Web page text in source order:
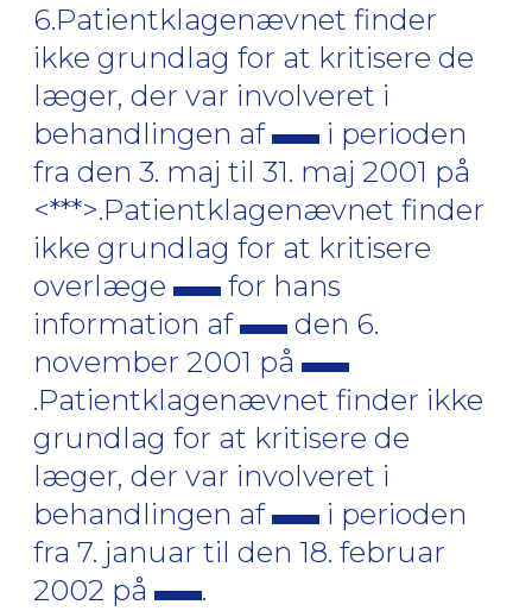
6.Patientklagenævnet finder
ikke grundlag for at kritisere de
læger, der var involveret i
behandlingen af
i perioden
fra den 3. maj til 31. maj 2001 på
<***>.Patientklagenævnet finder
ikke grundlag for at kritisere
overlæge
for hans
information af
den 6.
november 2001 på
.Patientklagenævnet finder ikke
grundlag for at kritisere de
læger, der var involveret i
behandlingen af
i perioden
fra 7. januar til den 18. februar
2002 på
.